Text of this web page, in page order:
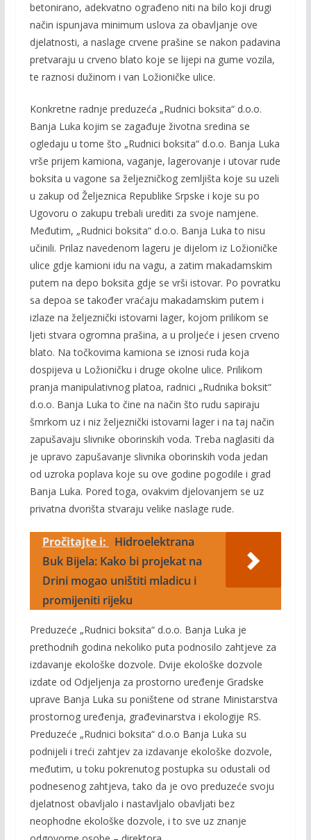
betonirano, adekvatno ograđeno niti na bilo koji drugi
način ispunjava minimum uslova za obavljanje ove
djelatnosti, a naslage crvene prašine se nakon padavina
pretvaraju u crveno blato koje se lijepi na gume vozila,
te raznosi dužinom i van Ložioničke ulice.
Konkretne radnje preduzeća „Rudnici boksita“ d.o.o.
Banja Luka kojim se zagađuje životna sredina se
ogledaju u tome što „Rudnici boksita“ d.o.o. Banja Luka
vrše prijem kamiona, vaganje, lagerovanje i utovar rude
boksita u vagone sa željezničkog zemljišta koje su uzeli
u zakup od Željeznica Republike Srpske i koje su po
Ugovoru o zakupu trebali urediti za svoje namjene.
Međutim, „Rudnici boksita“ d.o.o. Banja Luka to nisu
učinili. Prilaz navedenom lageru je dijelom iz Ložioničke
ulice gdje kamioni idu na vagu, a zatim makadamskim
putem na depo boksita gdje se vrši istovar. Po povratku
sa depoa se također vraćaju makadamskim putem i
izlaze na željeznički istovarni lager, kojom prilikom se
ljeti stvara ogromna prašina, a u proljeće i jesen crveno
blato. Na točkovima kamiona se iznosi ruda koja
dospijeva u Ložioničku i druge okolne ulice. Prilikom
pranja manipulativnog platoa, radnici „Rudnika boksit“
d.o.o. Banja Luka to čine na način što rudu sapiraju
šmrkom uz i niz željeznički istovarni lager i na taj način
zapušavaju slivnike oborinskih voda. Treba naglasiti da
je upravo zapušavanje slivnika oborinskih voda jedan
od uzroka poplava koje su ove godine pogodile i grad
Banja Luka. Pored toga, ovakvim djelovanjem se uz
privatna dvorišta stvaraju velike naslage rude.
Pročitajte i:
Hidroelektrana
Buk Bijela: Kako bi projekat na
Drini mogao uništiti mladicu i
promijeniti rijeku
Preduzeće „Rudnici boksita“ d.o.o. Banja Luka je
prethodnih godina nekoliko puta podnosilo zahtjeve za
izdavanje ekološke dozvole. Dvije ekološke dozvole
izdate od Odjeljenja za prostorno uređenje Gradske
uprave Banja Luka su poništene od strane Ministarstva
prostornog uređenja, građevinarstva i ekologije RS.
Preduzeće „Rudnici boksita“ d.o.o Banja Luka su
podnijeli i treći zahtjev za izdavanje ekološke dozvole,
međutim, u toku pokrenutog postupka su odustali od
podnesenog zahtjeva, tako da je ovo preduzeće svoju
djelatnost obavljalo i nastavljalo obavljati bez
neophodne ekološke dozvole, i to sve uz znanje